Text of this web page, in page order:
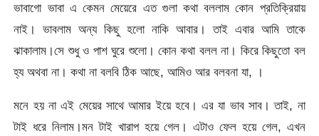
ভাবাগো ভাবা এ কেমন মেয়েরে এত গুলা কথা বললাম কোন প্রতিক্রিয়ায়
নাই। ভাবলাম অন্য কিছু হলো নাকি আবার। তাই এবার আমি তাকে
ঝাকালাম।সে শুধু ও পাশ ঘুরে শুলো। কোন কথা বলল না। কিরে কিছুতো বল
হ্য অথবা না। কথা না বলবি ঠিক আছে, আমিও আর বলবনা যা, ।
মনে হয় না এই মেয়ের সাথে আমার ইয়ে হবে। এর যা ভাব সাব। তাই, না
টাই ধরে নিলাম।মন টাই খারাপ হয়ে গেল। এটাও ফেল হয়ে গেল, এখন